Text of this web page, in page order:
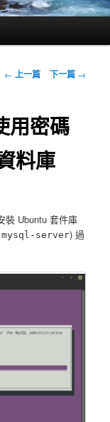
文
覽
← 上一篇 下一篇 →
用密碼
料庫
裝 Ubuntu 套件庫
server) 過